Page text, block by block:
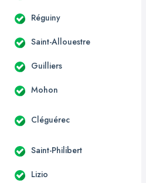
Réguiny
Saint-Allouestre
Guilliers
Mohon
Cléguérec
Saint-Philibert
Lizio